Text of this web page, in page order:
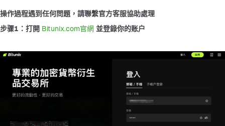
操作過程遇到任何問題，請聯繫官方客服協助處理
步骤1：打開 Bitunix.com官網 並登錄你的账户